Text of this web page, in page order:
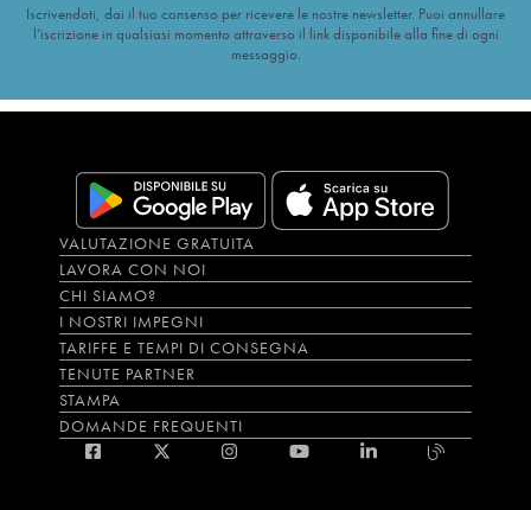
Iscrivendoti, dai il tuo consenso per ricevere le nostre newsletter. Puoi annullare
l’iscrizione in qualsiasi momento attraverso il link disponibile alla fine di ogni
messaggio.
VALUTAZIONE GRATUITA
LAVORA CON NOI
CHI SIAMO?
I NOSTRI IMPEGNI
TARIFFE E TEMPI DI CONSEGNA
TENUTE PARTNER
STAMPA
DOMANDE FREQUENTI